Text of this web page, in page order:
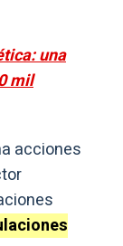
una
mil
acciones